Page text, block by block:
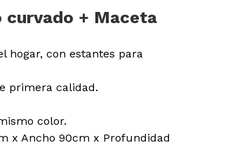
curvado + Maceta
hogar, con estantes para
primera calidad.
color.
x Ancho 90cm x Profundidad